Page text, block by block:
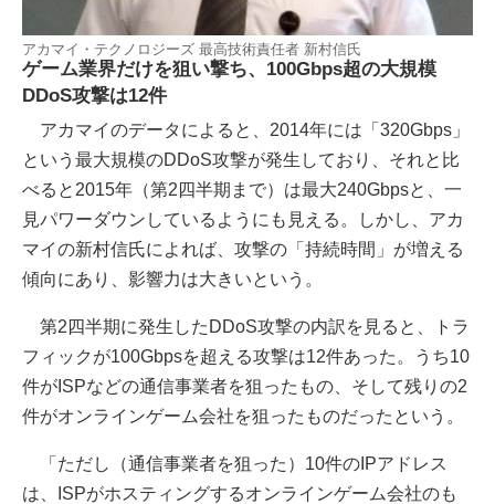
アカマイ・テクノロジーズ 最高技術責任者 新村信氏
ゲーム業界だけを狙い撃ち、100Gbps超の大規模
DDoS攻撃は12件
アカマイのデータによると、2014年には「320Gbps」
という最大規模のDDoS攻撃が発生しており、それと比
べると2015年（第2四半期まで）は最大240Gbpsと、一
見パワーダウンしているようにも見える。しかし、アカ
マイの新村信氏によれば、攻撃の「持続時間」が増える
傾向にあり、影響力は大きいという。
第2四半期に発生したDDoS攻撃の内訳を見ると、トラ
フィックが100Gbpsを超える攻撃は12件あった。うち10
件がISPなどの通信事業者を狙ったもの、そして残りの2
件がオンラインゲーム会社を狙ったものだったという。
「ただし（通信事業者を狙った）10件のIPアドレス
は、ISPがホスティングするオンラインゲーム会社のも